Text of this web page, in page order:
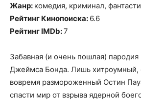
Жанр: комедия, криминал,
Рейтинг Кинопоиска: 6.6
Рейтинг IMDb:7
Забавная (и очень пошлая)
Джеймса Бонда. Лишь хитроумный,
вовремя размороженный Остин
спасти мир от взрыва ядерной